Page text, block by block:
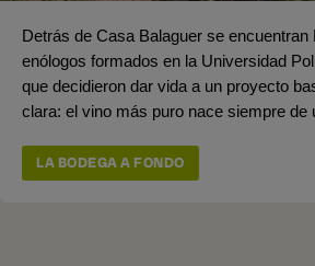
Detrás de Casa Balaguer se encuentran
enólogos formados en la Universidad
que decidieron dar vida a un proyecto
clara: el vino más puro nace siempre de
LA BODEGA A FONDO